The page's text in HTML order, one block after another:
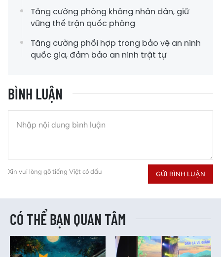
Tăng cường phòng không nhân dân, giữ
vững thế trận quốc phòng
Tăng cường phối hợp trong bảo vệ an ninh
quốc gia, đảm bảo an ninh trật tự
BÌNH LUẬN
Xin vui lòng gõ tiếng Việt có dấu GỬI BÌNH LUẬN
CÓ THỂ BẠN QUAN TÂM